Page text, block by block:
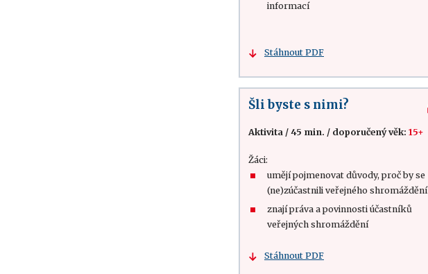
informací
Stáhnout PDF
Šli byste s nimi?
Aktivita / 45 min. / doporučený věk: 15+
Žáci:
umějí pojmenovat důvody, proč by se
(ne)zúčastnili veřejného shromáždění
znají práva a povinnosti účastníků
veřejných shromáždění
Stáhnout PDF